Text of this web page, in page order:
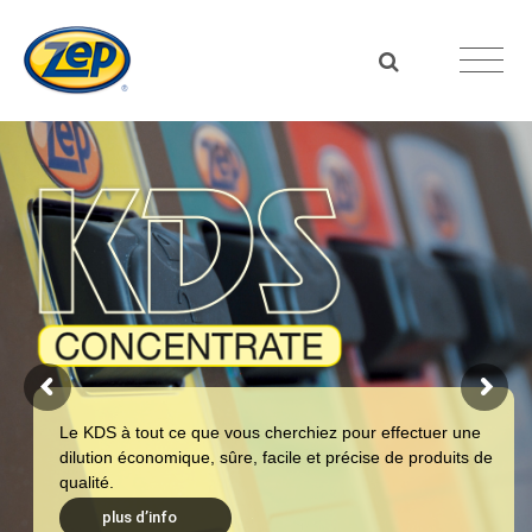
Le KDS à tout ce que vous cherchiez pour effectuer une
dilution économique, sûre, facile et précise de produits de
qualité.
plus d’info